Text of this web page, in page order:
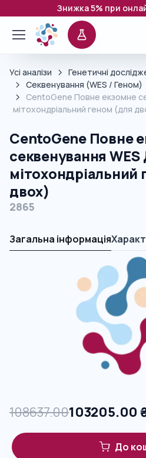
Знижка 5% при
Усі аналізи
Генетичні
Секвенування (WES / Геном)
CentoGene Повне екзомне
мітохондріальний геном (для
CentoGene Повне
секвенування WES
мітохондріальний
двох)
2865
Загальна інформація
108637.00103205.00
До